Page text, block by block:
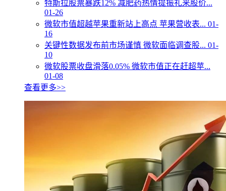
特斯拉股票暴跌12% 减肥药热情提振礼来股价...
01-26
微软市值超越苹果重新站上高点 苹果营收表... 01-
16
关键性数据发布前市场谨慎 微软面临调查股... 01-
10
微软股票收盘滑落0.05% 微软市值正在赶超苹...
01-08
查看更多>>